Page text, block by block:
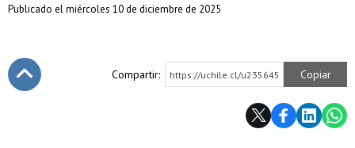
Publicado el miércoles 10 de diciembre de 2025
Compartir: https://uchile.cl/u235645 Copiar